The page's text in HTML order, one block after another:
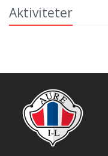
Aktiviteter